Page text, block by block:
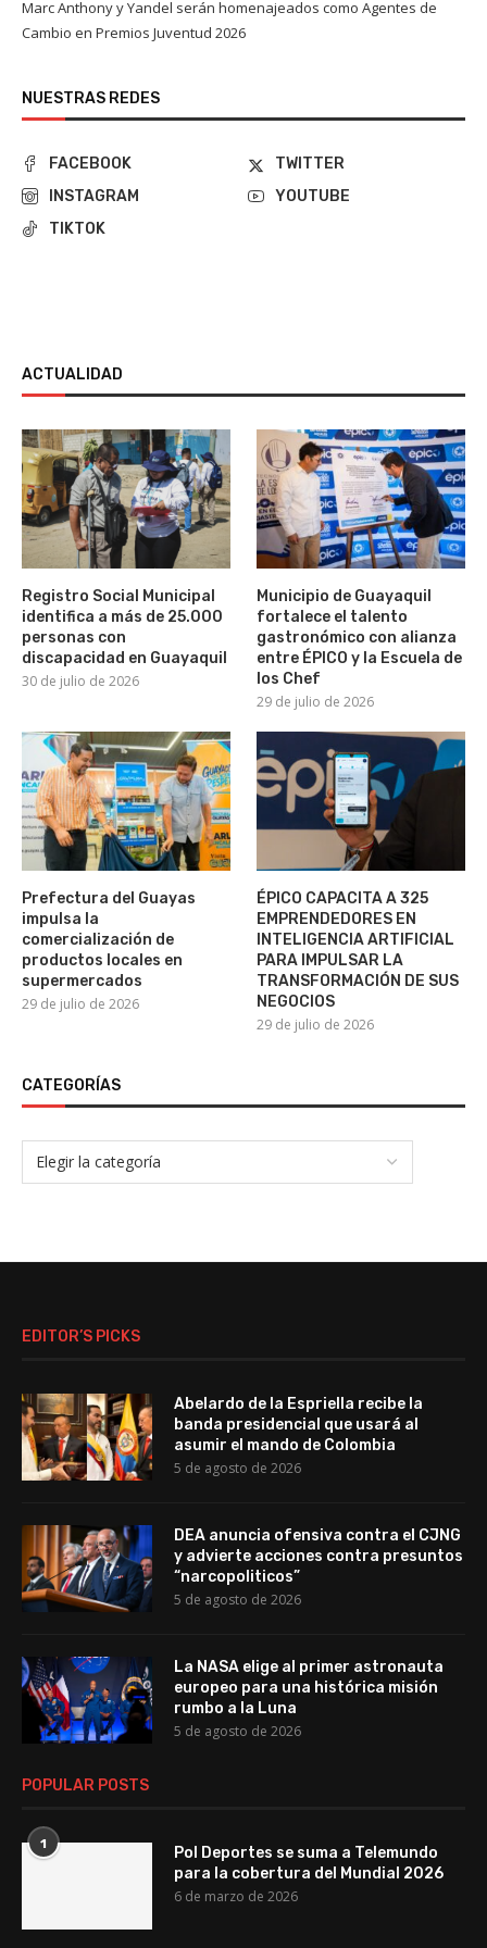
Marc Anthony y Yandel serán homenajeados como Agentes de
Cambio en Premios Juventud 2026
NUESTRAS REDES
FACEBOOK
TWITTER
INSTAGRAM
YOUTUBE
TIKTOK
ACTUALIDAD
Registro Social Municipal
identifica a más de 25.000
personas con
discapacidad en Guayaquil
30 de julio de 2026
Municipio de Guayaquil
fortalece el talento
gastronómico con alianza
entre ÉPICO y la Escuela de
los Chef
29 de julio de 2026
Prefectura del Guayas
impulsa la
comercialización de
productos locales en
supermercados
29 de julio de 2026
ÉPICO CAPACITA A 325
EMPRENDEDORES EN
INTELIGENCIA ARTIFICIAL
PARA IMPULSAR LA
TRANSFORMACIÓN DE SUS
NEGOCIOS
29 de julio de 2026
CATEGORÍAS
EDITOR’S PICKS
Abelardo de la Espriella recibe la
banda presidencial que usará al
asumir el mando de Colombia
5 de agosto de 2026
DEA anuncia ofensiva contra el CJNG
y advierte acciones contra presuntos
“narcopoliticos”
5 de agosto de 2026
La NASA elige al primer astronauta
europeo para una histórica misión
rumbo a la Luna
5 de agosto de 2026
POPULAR POSTS
1
Pol Deportes se suma a Telemundo
para la cobertura del Mundial 2026
6 de marzo de 2026